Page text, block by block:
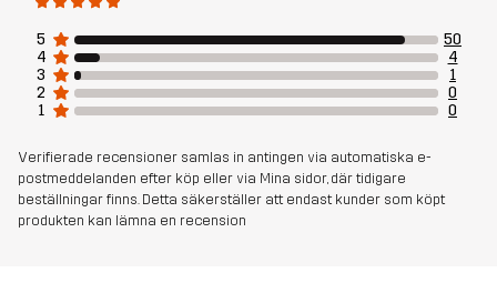
Artikelnummer
5
50
4
4
3
1
2
0
1
0
Verifierade recensioner samlas in antingen via automatiska e-
postmeddelanden efter köp eller via Mina sidor, där tidigare
beställningar finns. Detta säkerställer att endast kunder som köpt
produkten kan lämna en recension